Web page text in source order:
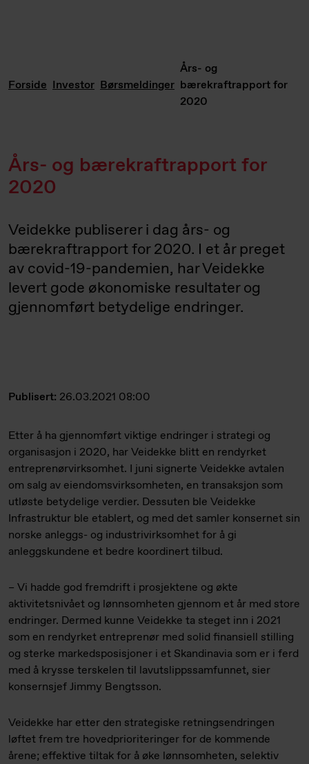
Forside Investor Børsmeldinger
Års- og
bærekraftrapport for
2020
Års- og bærekraftrapport for
2020
Veidekke publiserer i dag års- og
bærekraftrapport for 2020. I et år preget
av covid-19-pandemien, har Veidekke
levert gode økonomiske resultater og
gjennomført betydelige endringer.
Publisert: 26.03.2021 08:00
Etter å ha gjennomført viktige endringer i strategi og
organisasjon i 2020, har Veidekke blitt en rendyrket
entreprenørvirksomhet. I juni signerte Veidekke avtalen
om salg av eiendomsvirksomheten, en transaksjon som
utløste betydelige verdier. Dessuten ble Veidekke
Infrastruktur ble etablert, og med det samler konsernet sin
norske anleggs- og industrivirksomhet for å gi
anleggskundene et bedre koordinert tilbud.
– Vi hadde god fremdrift i prosjektene og økte
aktivitetsnivået og lønnsomheten gjennom et år med store
endringer. Dermed kunne Veidekke ta steget inn i 2021
som en rendyrket entreprenør med solid finansiell stilling
og sterke markedsposisjoner i et Skandinavia som er i ferd
med å krysse terskelen til lavutslippssamfunnet, sier
konsernsjef Jimmy Bengtsson.
Veidekke har etter den strategiske retningsendringen
løftet frem tre hovedprioriteringer for de kommende
årene; effektive tiltak for å øke lønnsomheten, selektiv